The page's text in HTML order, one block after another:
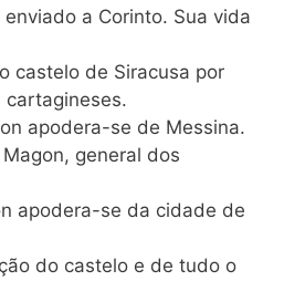
enviado a Corinto. Sua vida
castelo de Siracusa por
cartagineses.
apodera-se de Messina.
general dos
apodera-se da cidade de
do castelo e de tudo o